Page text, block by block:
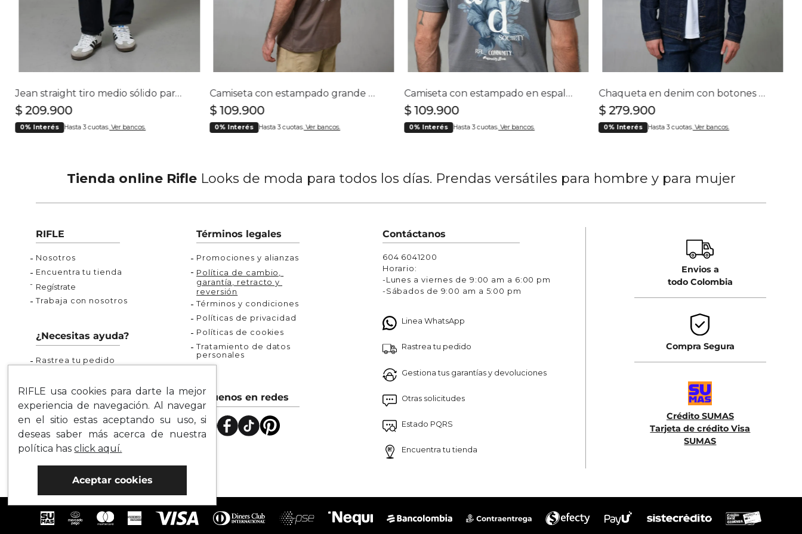
RIFLE usa cookies para darte la mejor
experiencia de navegación. Al navegar
en el sitio estas aceptando su uso, si
deseas saber más acerca de nuestra
política hasclick aquí.
Aceptar cookies
Chaquetas y Chalecos
Chaquetas y Chalecos
Buzos
Chaquetas y Chalecos
chaquetas mujer
Jean straight tiro medio sólido para hombre
$ 209.900
0% Interés Hasta 3 cuotas.Ver bancos.
Camiseta con estampado grande en espalda para hombre
$ 109.900
0% Interés Hasta 3 cuotas.Ver bancos.
Camiseta con estampado en espalda para hombre
$ 109.900
0% Interés Hasta 3 cuotas.Ver bancos.
Chaqueta en denim con botones para hombre
$ 279.900
0% Interés Hasta 3 cuotas.Ver bancos.
Tienda online RifleLooks de moda para todos los días. Prendas versátiles para hombre y para mujer
RIFLE
Nosotros
Encuentra tu tienda
Regístrate
Trabaja con nosotros
¿Necesitas ayuda?
Rastrea tu pedido
Preguntas Frecuentes
Guía de Tallas
Mapa del Sitio
Términos legales
Promociones y alianzas
Política de cambio,
garantía, retracto y
reversión
Términos y condiciones
Políticas de privacidad
Políticas de cookies
Tratamiento de datos
personales
Síguenos en redes
Contáctanos
604 6041200
Horario:
-Lunes a viernes de 9:00 am a 6:00 pm
-Sábados de 9:00 am a 5:00 pm
Linea WhatsApp
Rastrea tu pedido
Gestiona tus garantías y devoluciones
Otras solicitudes
Estado PQRS
Encuentra tu tienda
Envios a
todo Colombia
Compra Segura
Crédito SUMAS
Tarjeta de crédito Visa
SUMAS